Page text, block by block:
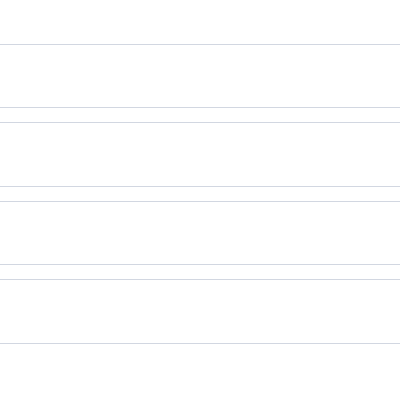
jest mieszanką chrupiących orzechów oraz pysznych
(żurawina, cukier) 21%,orzechy nerkowca21%,migdały